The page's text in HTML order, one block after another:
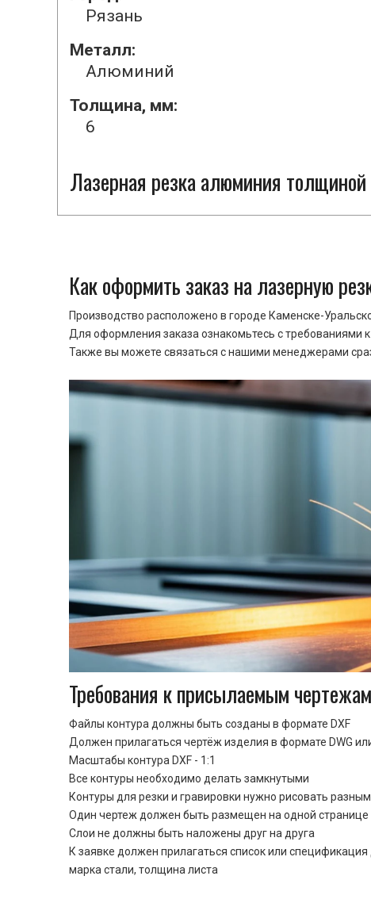
Рязань
Металл:
Алюминий
Толщина, мм:
6
Лазерная резка алюминия
Как оформить заказ на лазерную
Производство расположено в городе Каменске-
Для оформления заказа ознакомьтесь с требованиями
Также вы можете связаться с нашими менеджерами
Требования к присылаемым чертежам
Файлы контура должны быть созданы в формате DXF
Должен прилагаться чертёж изделия в формате DWG
Масштабы контура DXF - 1:1
Все контуры необходимо делать замкнутыми
Контуры для резки и гравировки нужно рисовать
Один чертеж должен быть размещен на одной странице
Cлои не должны быть наложены друг на друга
К заявке должен прилагаться список или
марка стали, толщина листа